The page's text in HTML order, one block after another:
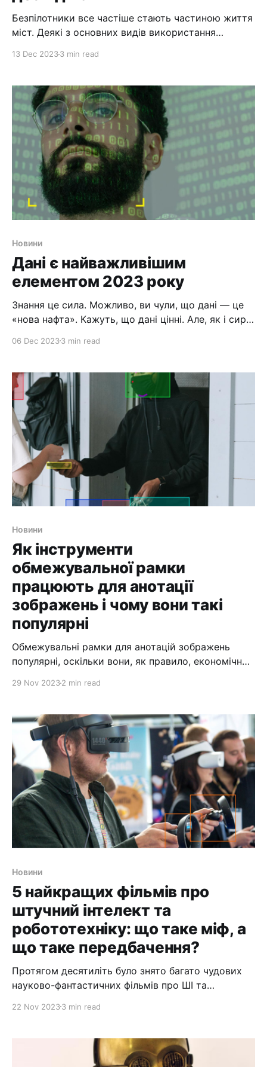
Безпілотники все частіше стають частиною життя
міст. Деякі з основних видів використання
частково автономними, тобто ними керує
штучний інтелект і, здається, вони самі
літають. Однак, як і для автомобілів, для них
зазвичай потрібні ліцензовані люди-
13 Dec 20233 min read
Новини
Дані є найважливішим
елементом 2023 року
Знання це сила. Можливо, ви чули, що дані — це
«нова нафта». Кажуть, що дані цінні. Але, як і сира
цінними. Сира нафта має бути перероблена в
корисною. Подібним чином дані також
потребують уточнення. Одним із основних
способів
06 Dec 20233 min read
Новини
Як інструменти
обмежувальної рамки
працюють для анотації
зображень і чому вони такі
популярні
Обмежувальні рамки для анотацій зображень
популярні, оскільки вони, як правило, економічно
технології та методи для обмежувальних рамок
чудово дозріли. Обмежувальна рамка – це просто
рамка, намальована навколо об’єкта,
29 Nov 20232 min read
Новини
5 найкращих фільмів про
штучний інтелект та
робототехніку: що таке міф, а
що таке передбачення?
Протягом десятиліть було знято багато чудових
науково-фантастичних фільмів про ШІ та
антиутопічному чи постапокаліптичному
часто зображують як страшну загрозу для
людства. Ці книги, комікси, фільми, телевізійні
22 Nov 20233 min read